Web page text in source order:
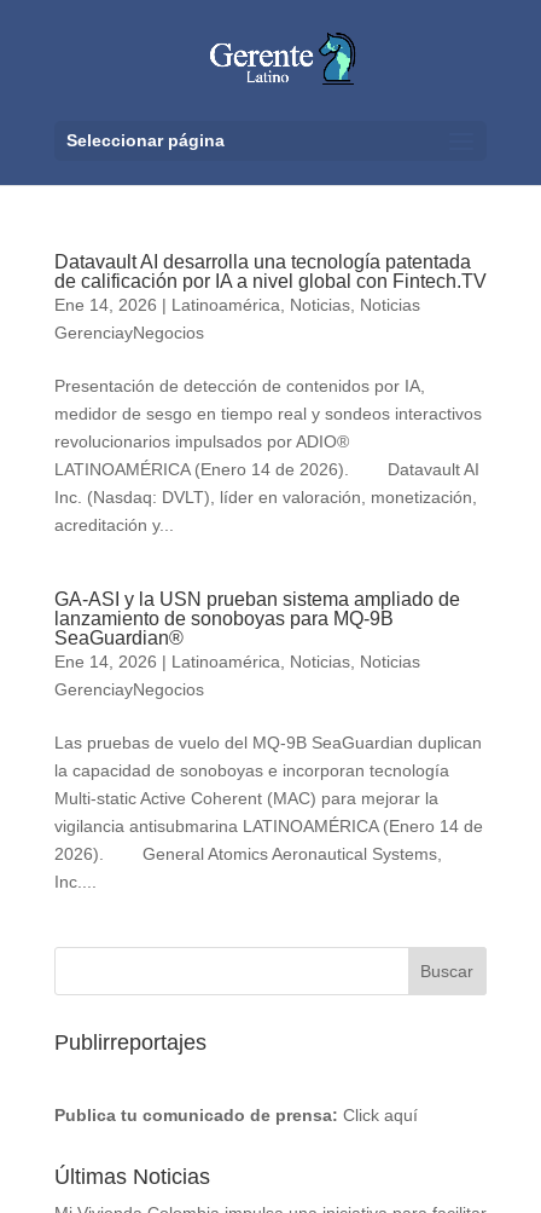
Seleccionar página
Datavault AI desarrolla una tecnología patentada
de calificación por IA a nivel global con Fintech.TV
Ene 14, 2026 | Latinoamérica Noticias, Noticias
GerenciayNegocios
Presentación de detección de contenidos por IA,
medidor de sesgo en tiempo real y sondeos interactivos
revolucionarios impulsados por ADIO®
LATINOAMÉRICA (Enero 14 de 2026). Datavault AI
Inc. (Nasdaq: DVLT), líder en valoración, monetización,
acreditación y...
GA-ASI y la USN prueban sistema ampliado de
lanzamiento de sonoboyas para MQ-9B
SeaGuardian®
Ene 14, 2026 | Latinoamérica Noticias, Noticias
GerenciayNegocios
Las pruebas de vuelo del MQ-9B SeaGuardian duplican
la capacidad de sonoboyas e incorporan tecnología
Multi-static Active Coherent (MAC) para mejorar la
vigilancia antisubmarina LATINOAMÉRICA (Enero 14 de
2026). General Atomics Aeronautical Systems,
Inc....
Publirreportajes
Publica tu comunicado de prensa: Click aquí
Últimas Noticias